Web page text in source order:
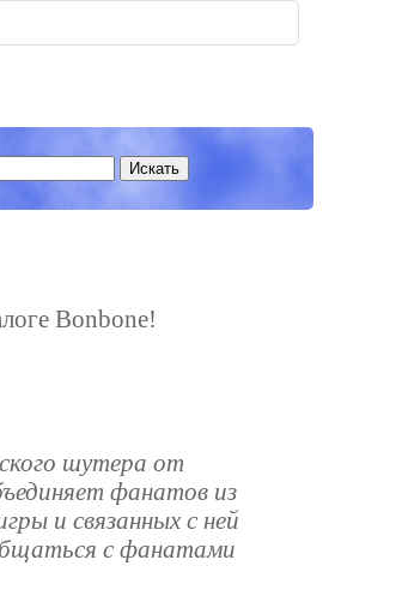
Bonbone!
шутера от
фанатов из
и связанных с ней
с фанатами